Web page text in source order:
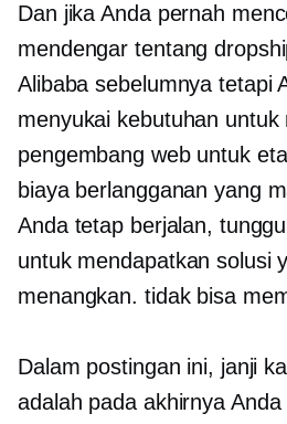
Dan jika Anda pernah
mendengar tentang
Alibaba sebelumnya tetapi
menyukai kebutuhan untuk
pengembang web untuk
biaya berlangganan yang
Anda tetap berjalan,
untuk mendapatkan solusi
menangkan. tidak bisa
Dalam postingan ini, janji
adalah pada akhirnya